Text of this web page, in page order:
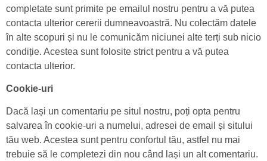
completate sunt primite pe emailul nostru pentru a vă putea
contacta ulterior cererii dumneavoastră. Nu colectăm datele
în alte scopuri și nu le comunicăm niciunei alte terți sub nicio
condiție. Acestea sunt folosite strict pentru a vă putea
contacta ulterior.
Cookie-uri
Dacă lași un comentariu pe situl nostru, poți opta pentru
salvarea în cookie-uri a numelui, adresei de email și sitului
tău web. Acestea sunt pentru confortul tău, astfel nu mai
trebuie să le completezi din nou când lași un alt comentariu.